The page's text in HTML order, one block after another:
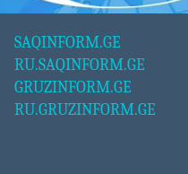
SAQINFORM.GE
RU.SAQINFORM.GE
GRUZINFORM.GE
RU.GRUZINFORM.GE